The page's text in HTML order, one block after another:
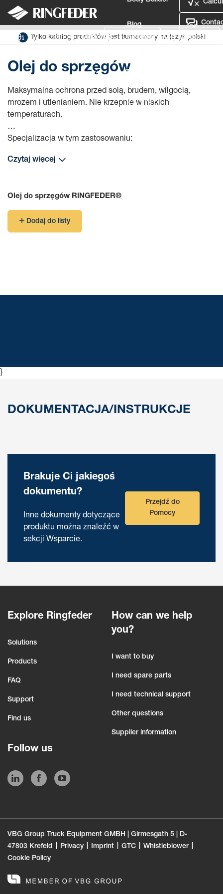
Blog
Login
Login Moja lista Calculator Contact Us
Tylko katalog produktów jest tłumaczony na język polski
Sprzęgu Akcesoria Olej do sprzęgów
Olej do sprzęgów
Maksymalna ochrona przed solą, brudem, wilgocią,
mrozem i utlenianiem. Nie krzepnie w niskich
temperaturach.
Specjalizacja w tym zastosowaniu:
zastosowaniom/wymaganiom. To oznacza kompromisy.
śnieg, lód, deszcz, sól drogowa, żwir, błoto…
Znacznie wyższa lepkość
Lepiej trzyma się na miejscu przez dłuższy czas
Czytaj więcej
Olej do sprzęgów RINGFEDER®
Dodaj do listy
}
DOKUMENTACJA/INSTRUKCJE
Brakuje Ci jakiegoś
dokumentu?
Inne dokumenty dotyczące
produktu można znaleźć w
sekcji Wsparcie.
Przejdź do
Pomocy
Explore Ringfeder
Solutions
Products
FAQ
Support
Find us
How can we help
you?
I want to buy
I need spare parts
I need technical support
Other questions
Supplier information
Follow us
VBG Group Truck Equipment GMBH | Girmesgath 5 | D-
47803 Krefeld
Privacy Imprint GTC
Whistleblower
Cookie Policy